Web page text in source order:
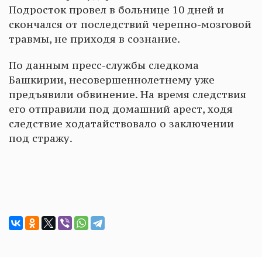
Подросток провел в больнице 10 дней и
скончался от последствий черепно-мозговой
травмы, не приходя в сознание.
По данным пресс-службы следкома
Башкирии, несовершеннолетнему уже
предъявили обвинение. На время следствия
его отправили под домашний арест, ходя
следствие ходатайствовало о заключении
под стражу.